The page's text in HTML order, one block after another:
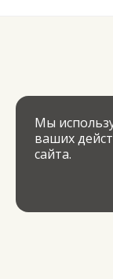
Мы
ваших
сайта.